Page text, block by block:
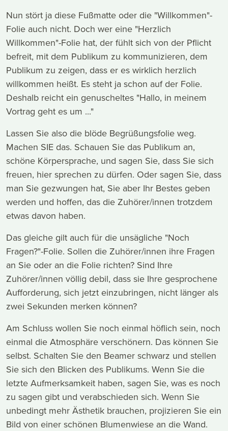
Nun stört ja diese Fußmatte oder die "Willkommen"-
Folie auch nicht. Doch wer eine "Herzlich
Willkommen"-Folie hat, der fühlt sich von der Pflicht
befreit, mit dem Publikum zu kommunizieren, dem
Publikum zu zeigen, dass er es wirklich herzlich
willkommen heißt. Es steht ja schon auf der Folie.
Deshalb reicht ein genuscheltes "Hallo, in meinem
Vortrag geht es um ..."
Lassen Sie also die blöde Begrüßungsfolie weg.
Machen SIE das. Schauen Sie das Publikum an,
schöne Körpersprache, und sagen Sie, dass Sie sich
freuen, hier sprechen zu dürfen. Oder sagen Sie, dass
man Sie gezwungen hat, Sie aber Ihr Bestes geben
werden und hoffen, das die Zuhörer/innen trotzdem
etwas davon haben.
Das gleiche gilt auch für die unsägliche "Noch
Fragen?"-Folie. Sollen die Zuhörer/innen ihre Fragen
an Sie oder an die Folie richten? Sind Ihre
Zuhörer/innen völlig debil, dass sie Ihre gesprochene
Aufforderung, sich jetzt einzubringen, nicht länger als
zwei Sekunden merken können?
Am Schluss wollen Sie noch einmal höflich sein, noch
einmal die Atmosphäre verschönern. Das können Sie
selbst. Schalten Sie den Beamer schwarz und stellen
Sie sich den Blicken des Publikums. Wenn Sie die
letzte Aufmerksamkeit haben, sagen Sie, was es noch
zu sagen gibt und verabschieden sich. Wenn Sie
unbedingt mehr Ästhetik brauchen, projizieren Sie ein
Bild von einer schönen Blumenwiese an die Wand.